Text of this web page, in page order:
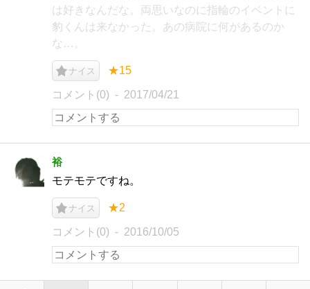
は好きなんだな。両思いなのに指輪のイベントに
豹くんは来なかった。あの病院に何があるのか
な…。
ナイス ★15
コメント(0) 2017/04/21
裕
モテモテですね。
ナイス ★2
コメント(0) 2016/10/05